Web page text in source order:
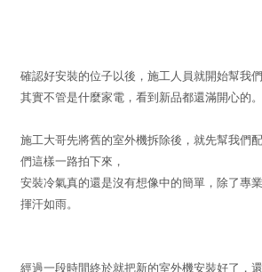
確認好安裝的位子以後，施工人員就開始幫我
其實不管是什麼家電，看到新品都還滿開心的。
施工大哥先將舊的室外機拆除後，就先幫我們
們這樣一路拍下來，
安裝冷氣真的還是沒有想像中的簡單，除了專
揮汗如雨。
經過一段時間終於就把新的室外機安裝好了，